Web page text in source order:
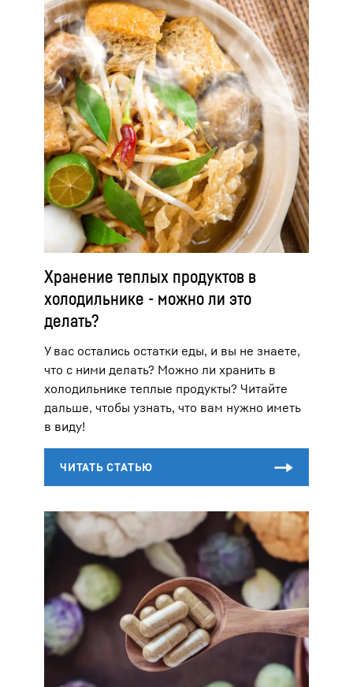
Хранение теплых продуктов в
холодильнике - можно ли это
делать?
У вас остались остатки еды, и вы не знаете,
что с ними делать? Можно ли хранить в
холодильнике теплые продукты? Читайте
дальше, чтобы узнать, что вам нужно иметь
в виду!